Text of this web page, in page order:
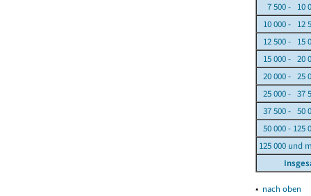
7 500 - 10
10 000 - 12
12 500 - 15
15 000 - 20
20 000 - 25
25 000 - 37
37 500 - 50
50 000 - 125
125 000 und
▴ nach oben